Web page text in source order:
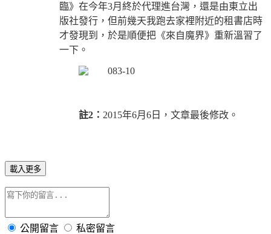
臨》在今年3月終於代理進台灣，還是由東立出
版社發行，但前幾天我跑去家裡附近的租書店時
才發現到，於是順便把《來自魔界》重新溫習了
一下。
註2： 2015年6月6日，文章最後修改。
載入更多
公開留言 私密留言